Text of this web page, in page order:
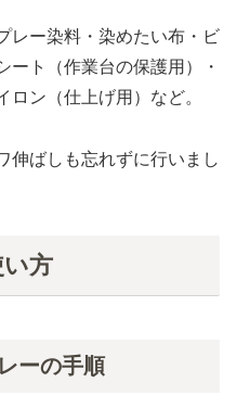
レー染料・染めたい布・ビ
ート（作業台の保護用）・
ン（仕上げ用）など。
伸ばしも忘れずに行いまし
方
ーの手順